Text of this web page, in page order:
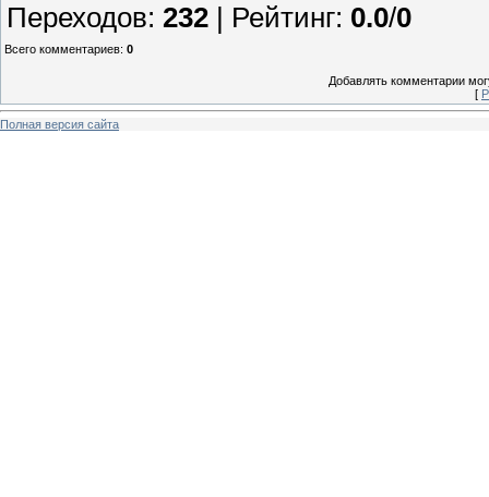
Переходов: 232 | Рейтинг: 0.0/0
Всего комментариев: 0
Добавлять комментарии
[
Полная версия сайта